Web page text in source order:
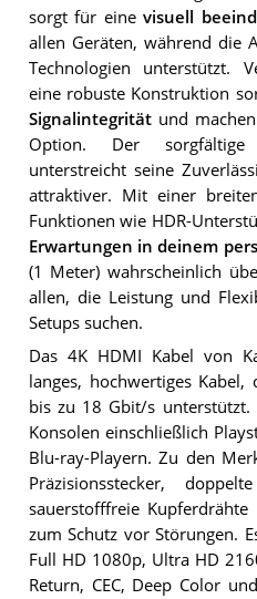
sorgt für einevisuell
allen Geräten, während die
Technologien unterstützt.
eine robuste Konstruktion
Signalintegritätund machen
Option. Der
unterstreicht seine
attraktiver. Mit einer
Funktionen wie HDR-
Erwartungen in deinem
(1 Meter) wahrscheinlich
allen, die Leistung und
Setups suchen.
Das 4K HDMI Kabel von
langes, hochwertiges
bis zu 18 Gbit/s
Konsolen einschließlich
Blu-ray-Playern. Zu den
Präzisionsstecker,
sauerstofffreie
zum Schutz vor Störungen.
Full HD 1080p, Ultra HD
Return, CEC, Deep Color